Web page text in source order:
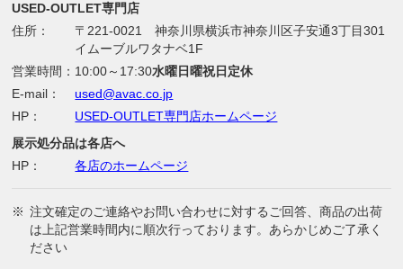
USED-OUTLET専門店
住所：
〒221-0021 神奈川県横浜市神奈川区子安通3丁目301
イムーブルワタナベ1F
営業時間： 10:00～17:30水曜日曜祝日定休
E-mail：
used@avac.co.jp
HP：
USED-OUTLET専門店ホームページ
展示処分品は各店へ
HP：
各店のホームページ
※ 注文確定のご連絡やお問い合わせに対するご回答、商品の出荷
は上記営業時間内に順次行っております。あらかじめご了承く
ださい